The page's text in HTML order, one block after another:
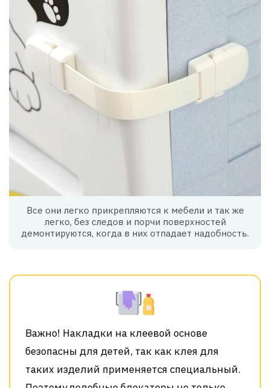
Все они легко прикрепляются к мебели и так же
легко, без следов и порчи поверхностей
демонтируются, когда в них отпадает надобность.
Важно! Накладки на клеевой основе
безопасны для детей, так как клея для
таких изделий применяется специальный.